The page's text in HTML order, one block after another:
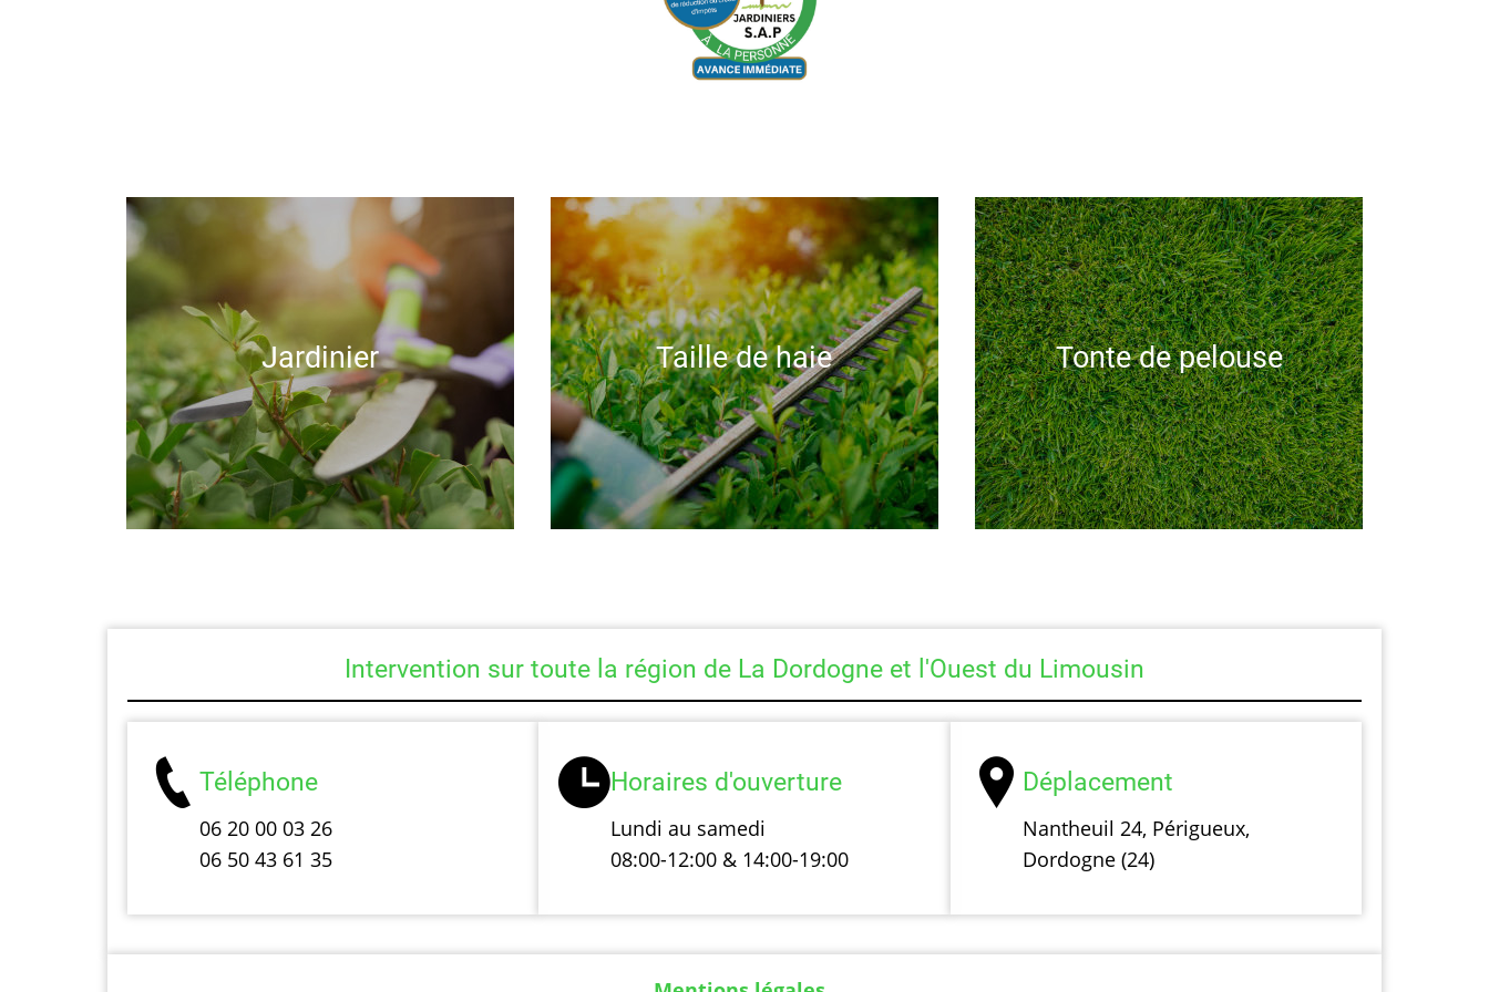
Jardinier Taille de haie Tonte de pelouse
Intervention sur toute la région de La Dordogne et l'Ouest du Limousin
Téléphone
06 20 00 03 26
06 50 43 61 35
Horaires d'ouverture
Lundi au samedi
08:00-12:00 & 14:00-19:00
Déplacement
Nantheuil 24, Périgueux,
Dordogne (24)